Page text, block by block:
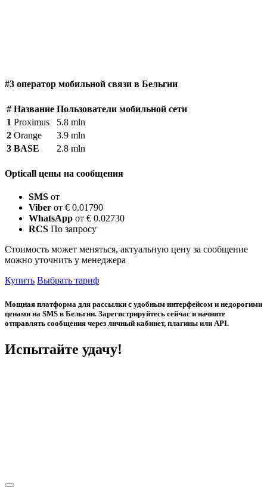
#3 оператор мобильной связи в Бельгии
# Название Пользователи мобильной сети
1 Proximus
5.8 mln
2 Orange
3.9 mln
3 BASE 2.8 mln
Opticall цены на сообщения
SMS от
Viber от € 0.01790
WhatsApp от € 0.02730
RCS По запросу
Стоимость может меняться, актуальную цену за сообщение
можно уточнить у менеджера
Купить Выбрать тариф
Мощная платформа для рассылки с удобным интерфейсом и недорогими
ценами на SMS в Бельгии. Зарегистрируйтесь сейчас и начните
отправлять сообщения через личный кабинет, плагины или API.
Испытайте удачу!